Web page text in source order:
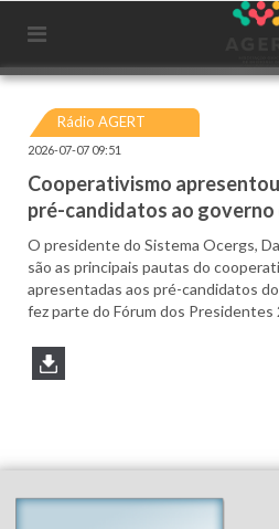
Rádio AGERT
2026-07-07 09:51
Cooperativismo
pré-candidatos ao governo
O presidente do Sistema Ocergs,
são as principais pautas do
apresentadas aos pré-candidatos
fez parte do Fórum dos Presidentes